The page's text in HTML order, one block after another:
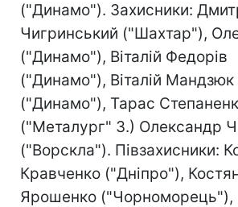
("Динамо"). Захисники:
Чигринський ("Шахтар"),
("Динамо"), Віталій Федорів
("Динамо"), Віталій Мандзюк
("Динамо"), Тарас
("Металург" З.) Олександр
("Ворскла"). Півзахисники:
Кравченко ("Дніпро"),
Ярошенко ("Чорноморець"),